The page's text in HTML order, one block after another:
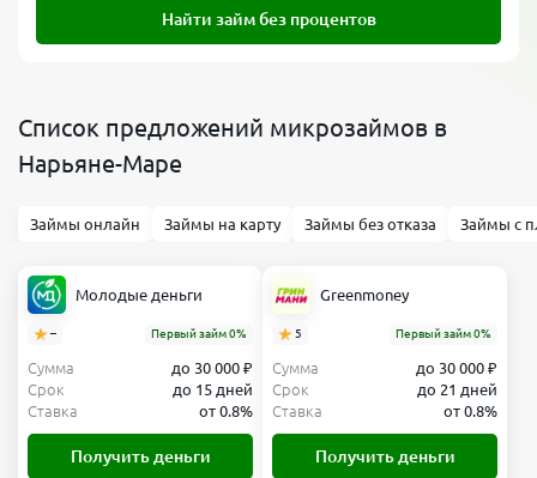
Найти займ без процентов
Список предложений микрозаймов в
Нарьяне-Маре
Займы онлайн Займы на карту Займы без отказа Займы с
Молодые деньги
– Первый займ 0%
Сумма
до 30 000 ₽
Срок
до 15 дней
Ставка
от 0.8%
Получить деньги
Greenmoney
5 Первый займ 0%
Сумма
до 30 000 ₽
Срок
до 21 дней
Ставка
от 0.8%
Получить деньги